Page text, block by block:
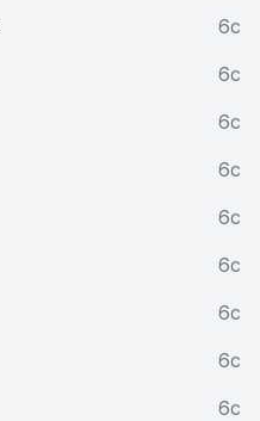
6c
6c
6c
6c
6c
6c
6c
6c
6c